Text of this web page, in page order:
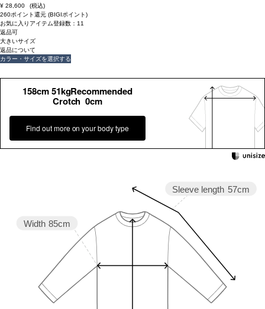
¥ 28,600
(税込)
260ポイント還元 (BIGIポイント)
お気に入りアイテム登録数： 11
返品可
大きいサイズ
返品について
カラー・サイズを選択する
158cm 51kgRecommended
Crotch 0cm
Find out more on your body type
Sleeve length 57cm
Width 85cm